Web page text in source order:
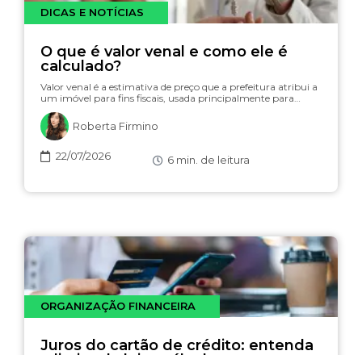
DICAS E NOTÍCIAS
O que é valor venal e como ele é
calculado?
Valor venal é a estimativa de preço que a prefeitura atribui a
um imóvel para fins fiscais, usada principalmente para…
Roberta Firmino
22/07/2026 6 min. de leitura
ORGANIZAÇÃO FINANCEIRA
Juros do cartão de crédito: entenda